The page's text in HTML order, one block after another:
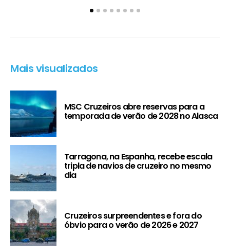
Mais visualizados
MSC Cruzeiros abre reservas para a
temporada de verão de 2028 no Alasca
Tarragona, na Espanha, recebe escala
tripla de navios de cruzeiro no mesmo
dia
Cruzeiros surpreendentes e fora do
óbvio para o verão de 2026 e 2027